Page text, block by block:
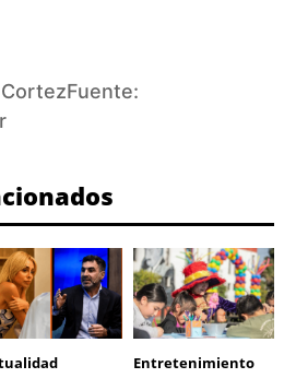
Entretenimiento